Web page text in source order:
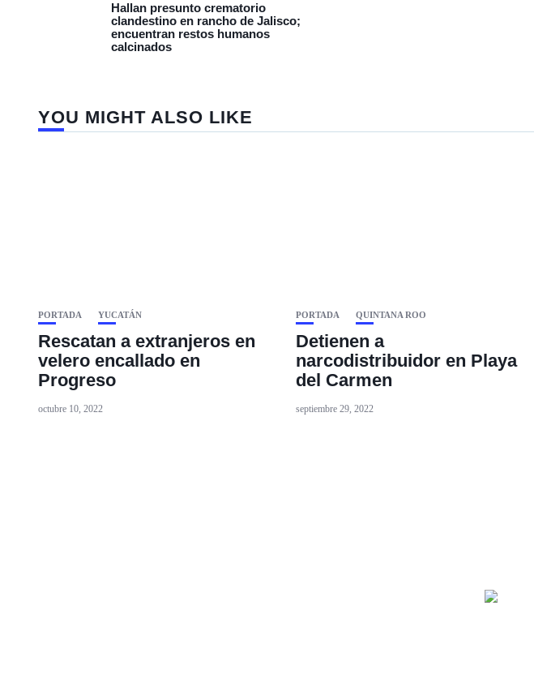
Hallan presunto crematorio
clandestino en rancho de Jalisco;
encuentran restos humanos
calcinados
YOU MIGHT ALSO LIKE
PORTADA YUCATÁN
Rescatan a extranjeros en
velero encallado en
Progreso
octubre 10, 2022
PORTADA QUINTANA ROO
Detienen a
narcodistribuidor en Playa
del Carmen
septiembre 29, 2022